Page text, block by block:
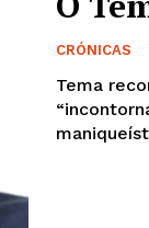
Grande Entrevista
Quero ser Assinante
CRÓNICAS
Tema